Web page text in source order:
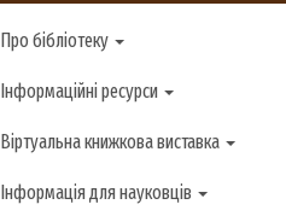
Про бібліотеку
Інформаційні ресурси
Віртуальна книжкова виставка
Інформація для науковців